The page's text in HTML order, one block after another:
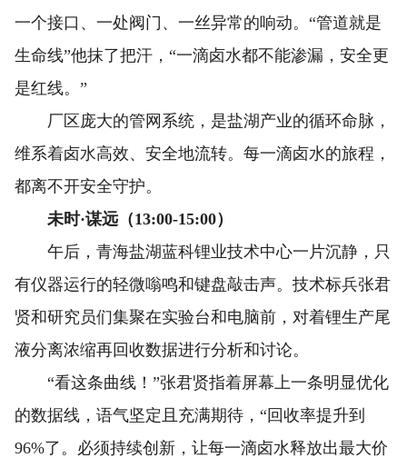
一个接口、一处阀门、一丝异常的响动。“管道就是
生命线”他抹了把汗，“一滴卤水都不能渗漏，安全更
是红线。”
厂区庞大的管网系统，是盐湖产业的循环命脉，
维系着卤水高效、安全地流转。每一滴卤水的旅程，
都离不开安全守护。
未时·谋远（13:00-15:00）
午后，青海盐湖蓝科锂业技术中心一片沉静，只
有仪器运行的轻微嗡鸣和键盘敲击声。技术标兵张君
贤和研究员们集聚在实验台和电脑前，对着锂生产尾
液分离浓缩再回收数据进行分析和讨论。
“看这条曲线！”张君贤指着屏幕上一条明显优化
的数据线，语气坚定且充满期待，“回收率提升到
96%了。必须持续创新，让每一滴卤水释放出最大价